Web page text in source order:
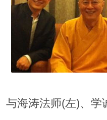
与海涛法师(左)、学